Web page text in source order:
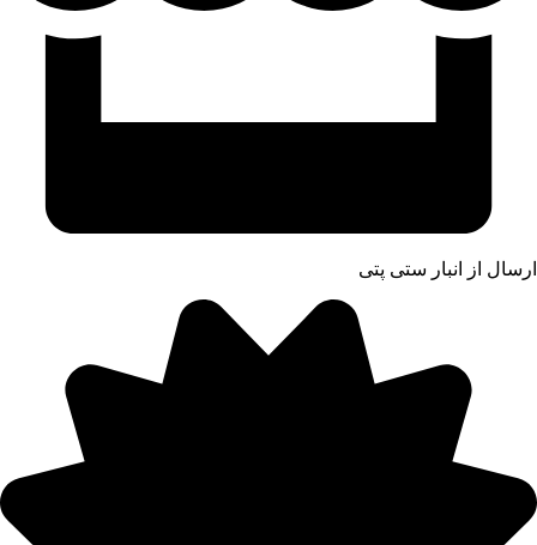
ارسال از انبار ستی پتی